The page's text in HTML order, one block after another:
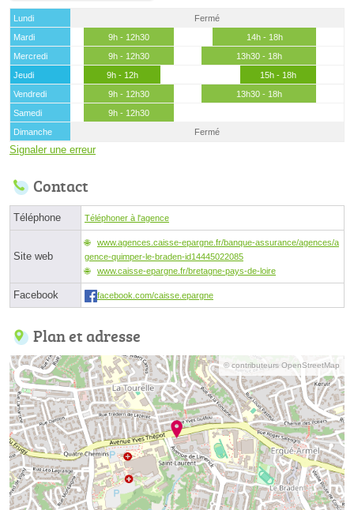
Lundi
Fermé
Mardi
9h - 12h30
14h - 18h
Mercredi
9h - 12h30
13h30 - 18h
Jeudi
9h - 12h
15h - 18h
Vendredi
9h - 12h30
13h30 - 18h
Samedi
9h - 12h30
Dimanche
Fermé
Signaler une erreur
Contact
Téléphone Téléphoner à l'agence
Site web
www.agences.caisse-epargne.fr/banque-assurance/agences/a
gence-quimper-le-braden-id14445022085
www.caisse-epargne.fr/bretagne-pays-de-loire
Facebook facebook.com/caisse.epargne
Plan et adresse
© contributeurs OpenStreetMap